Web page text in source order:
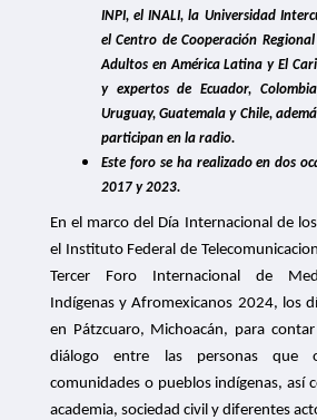
PDF
La herramienta Soy Usuario cumple 9
aumento de 278% en su usabilidad
prensa/2024) 5 de julio
PDF
IFT da a conocer su Política General de
Datos. (Comunicado 58/2024) 04 de julio
PDF
‹ anterior
9 10 11 12
siguiente ›
INPI, el INALI, la Universidad
el Centro de Cooperación
Adultos en América Latina y El
y expertos de Ecuador,
Uruguay, Guatemala y Chile,
participan en la radio.
Este foro se ha realizado en dos
2017 y 2023.
En el marco del Día Internacional de
el Instituto Federal de
Tercer Foro Internacional de
Indígenas y Afromexicanos 2024, los
en Pátzcuaro, Michoacán, para
diálogo entre las personas que
comunidades o pueblos indígenas, así
academia, sociedad civil y diferentes